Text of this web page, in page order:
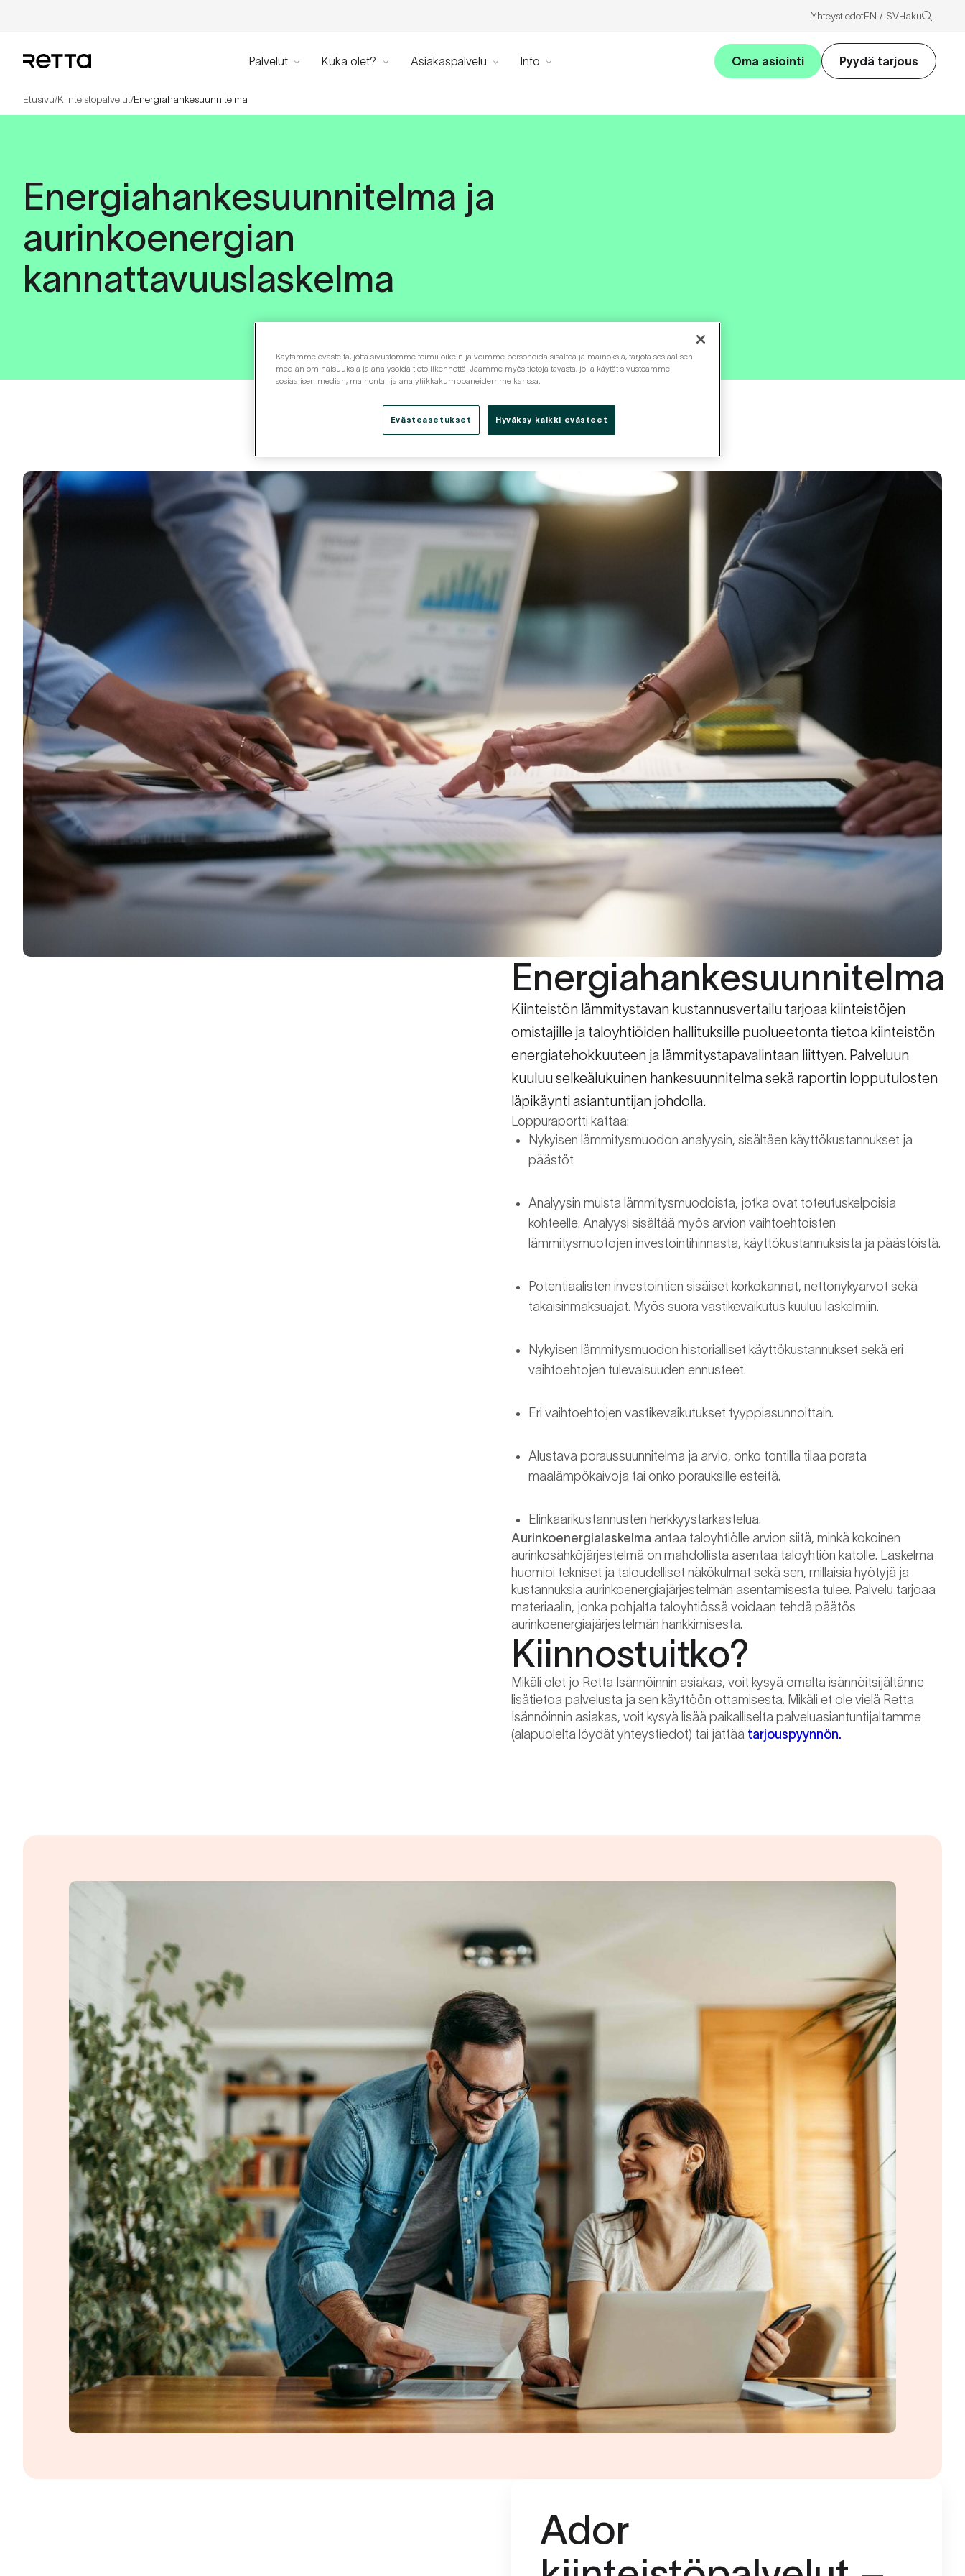
YhteystiedotEN SVHaku
Palvelut Kuka olet? Asiakaspalvelu Info Oma asiointi Pyydä tarjous
Etusivu/Kiinteistöpalvelut/Energiahankesuunnitelma
Energiahankesuunnitelma ja
aurinkoenergian
kannattavuuslaskelma
Energiahankesuunnitelma
Kiinteistön lämmitystavan kustannusvertailu tarjoaa kiinteistöjen
omistajille ja taloyhtiöiden hallituksille puolueetonta tietoa kiinteistön
energiatehokkuuteen ja lämmitystapavalintaan liittyen. Palveluun
kuuluu selkeälukuinen hankesuunnitelma sekä raportin lopputulosten
läpikäynti asiantuntijan johdolla.
Loppuraportti kattaa:
Nykyisen lämmitysmuodon analyysin, sisältäen käyttökustannukset ja
päästöt
Analyysin muista lämmitysmuodoista, jotka ovat toteutuskelpoisia
kohteelle. Analyysi sisältää myös arvion vaihtoehtoisten
lämmitysmuotojen investointihinnasta, käyttökustannuksista ja päästöistä.
Potentiaalisten investointien sisäiset korkokannat, nettonykyarvot sekä
takaisinmaksuajat. Myös suora vastikevaikutus kuuluu laskelmiin.
Nykyisen lämmitysmuodon historialliset käyttökustannukset sekä eri
vaihtoehtojen tulevaisuuden ennusteet.
Eri vaihtoehtojen vastikevaikutukset tyyppiasunnoittain.
Alustava poraussuunnitelma ja arvio, onko tontilla tilaa porata
maalämpökaivoja tai onko porauksille esteitä.
Elinkaarikustannusten herkkyystarkastelua.
Aurinkoenergialaskelma antaa taloyhtiölle arvion siitä, minkä kokoinen
aurinkosähköjärjestelmä on mahdollista asentaa taloyhtiön katolle. Laskelma
huomioi tekniset ja taloudelliset näkökulmat sekä sen, millaisia hyötyjä ja
kustannuksia aurinkoenergiajärjestelmän asentamisesta tulee. Palvelu tarjoaa
materiaalin, jonka pohjalta taloyhtiössä voidaan tehdä päätös
aurinkoenergiajärjestelmän hankkimisesta.
Kiinnostuitko?
Mikäli olet jo Retta Isännöinnin asiakas, voit kysyä omalta isännöitsijältänne
lisätietoa palvelusta ja sen käyttöön ottamisesta. Mikäli et ole vielä Retta
Isännöinnin asiakas, voit kysyä lisää paikalliselta palveluasiantuntijaltamme
(alapuolelta löydät yhteystiedot) tai jättää tarjouspyynnön.
Ador
Käytämme evästeitä, jotta sivustomme toimii oikein ja voimme personoida sisältöä ja mainoksia, tarjota sosiaalisen
median ominaisuuksia ja analysoida tietoliikennettä. Jaamme myös tietoja tavasta, jolla käytät sivustoamme
sosiaalisen median, mainonta- ja analytiikkakumppaneidemme kanssa.
Evästeasetukset Hyväksy kaikki evästeet